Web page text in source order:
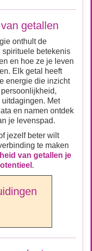
getallen
onthult de
spirituele betekenis
en hoe ze je leven
Elk getal heeft
energie die inzicht
Met
en namen ontdek
je levenspad.
jezelf beter wilt
te maken
van getallen je
.